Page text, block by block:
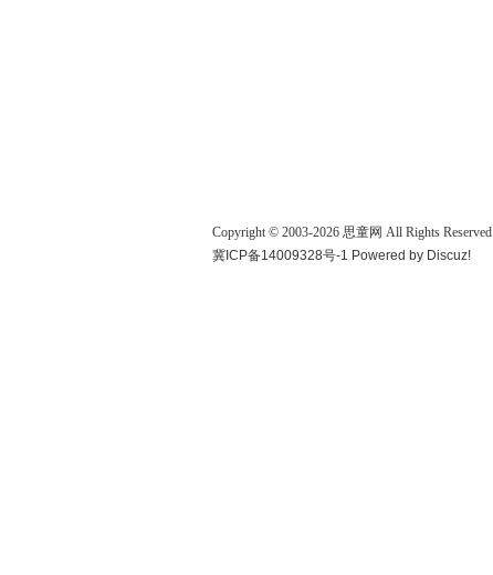
Copyright © 2003-2026 思童网 All Rights Reserved
冀ICP备14009328号-1 Powered by Discuz!